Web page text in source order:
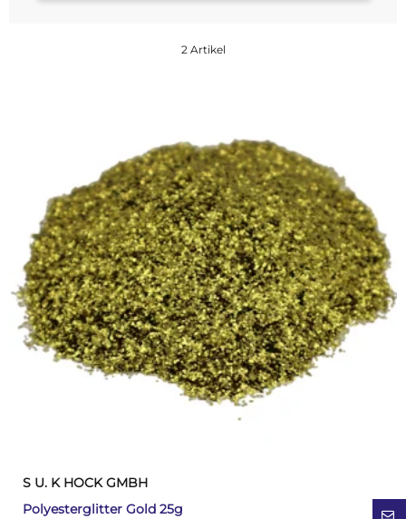
2 Artikel
S U. K HOCK GMBH
Polyesterglitter Gold 25g